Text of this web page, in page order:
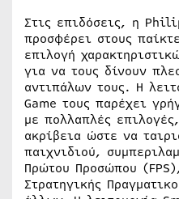
Στις επιδόσεις, η
προσφέρει στους
επιλογή
για να τους δίνουν
αντιπάλων τους. Η
Game τους παρέχει
με πολλαπλές
ακρίβεια ώστε να
παιχνιδιού,
Πρώτου Προσώπου
Στρατηγικής